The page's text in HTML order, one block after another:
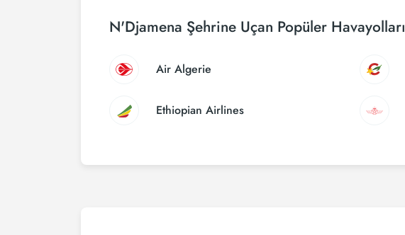
N'Djamena Şehrine Uçan Popüler Havayolları
Air Algerie
Ethiopian Airlines